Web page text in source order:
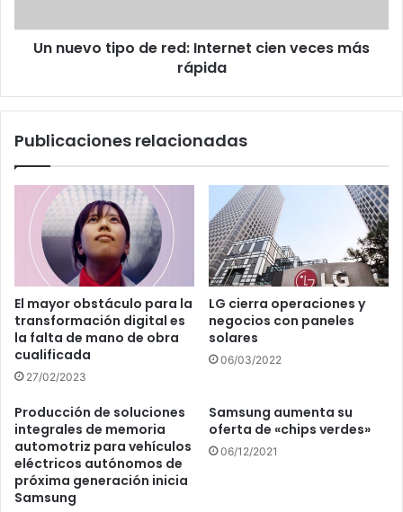
más
rápidaUn nuevo tipo de red: Internet cien veces más
rápida
Publicaciones relacionadas
El mayor obstáculo para la
transformación digital es
la falta de mano de obra
cualificada
27/02/2023
LG cierra operaciones y
negocios con paneles
solares
06/03/2022
Producción de soluciones
integrales de memoria
automotriz para vehículos
eléctricos autónomos de
próxima generación inicia
Samsung
Samsung aumenta su
oferta de «chips verdes»
06/12/2021